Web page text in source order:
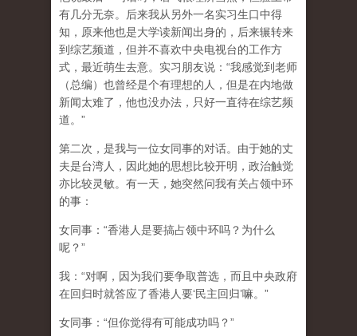
有几分无奈。后来我从另外一名实习生口中得
知，原来他也是大学读新闻出身的，后来辗转来
到综艺频道，但并不喜欢中央电视台的工作方
式，最近萌生去意。实习朋友说：“我感觉到老师
（总编）也曾经是个有理想的人，但是在内地做
新闻太难了，他也没办法，只好一直待在综艺频
道。”
第二次，是我与一位女同事的对话。由于她的丈
夫是台湾人，因此她的思想比较开明，政治触觉
亦比较灵敏。有一天，她突然问我有关占领中环
的事：
女同事：“香港人是要搞占领中环吗？为什么
呢？”
我：“对啊，因为我们要争取普选，而且中央政府
在回归时就答应了香港人要‘民主回归’嘛。”
女同事：“但你觉得有可能成功吗？”